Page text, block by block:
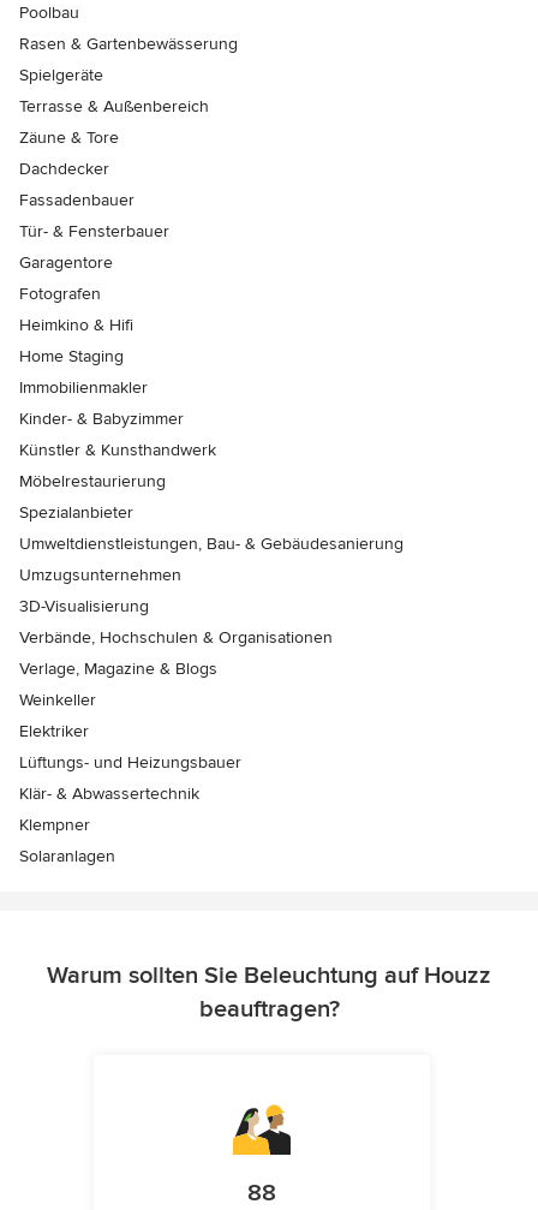
Poolbau
Rasen & Gartenbewässerung
Spielgeräte
Terrasse & Außenbereich
Zäune & Tore
Dachdecker
Fassadenbauer
Tür- & Fensterbauer
Garagentore
Fotografen
Heimkino & Hifi
Home Staging
Immobilienmakler
Kinder- & Babyzimmer
Künstler & Kunsthandwerk
Möbelrestaurierung
Spezialanbieter
Umweltdienstleistungen, Bau- & Gebäudesanierung
Umzugsunternehmen
3D-Visualisierung
Verbände, Hochschulen & Organisationen
Verlage, Magazine & Blogs
Weinkeller
Elektriker
Lüftungs- und Heizungsbauer
Klär- & Abwassertechnik
Klempner
Solaranlagen
Warum sollten Sie Beleuchtung auf Houzz
beauftragen?
88